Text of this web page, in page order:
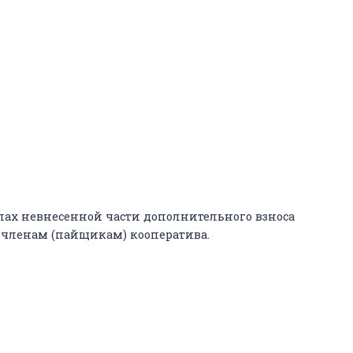
невнесенной части дополнительного взноса
(пайщикам) кооператива.